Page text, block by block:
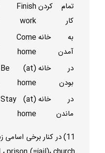
تمام کردن
کار
Finish
work
به خانه
آمدن
Come
home
در خانه
بودن
Be (at)
home
در خانه
ماندن
Stay (at)
home